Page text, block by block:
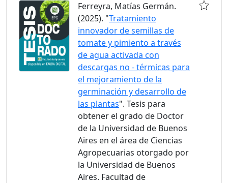
Ferreyra, Matías Germán.
(2025). "Tratamiento
innovador de semillas de
tomate y pimiento a través
de agua activada con
descargas no - térmicas para
el mejoramiento de la
germinación y desarrollo de
las plantas". Tesis para
obtener el grado de Doctor
de la Universidad de Buenos
Aires en el área de Ciencias
Agropecuarias otorgado por
la Universidad de Buenos
Aires. Facultad de